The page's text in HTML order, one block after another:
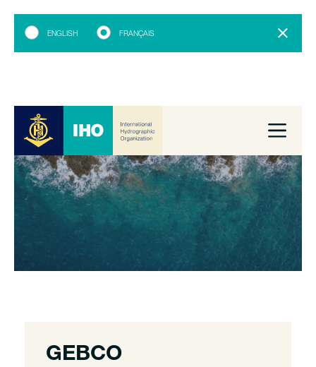
ENGLISH FRANÇAIS
GEBCO